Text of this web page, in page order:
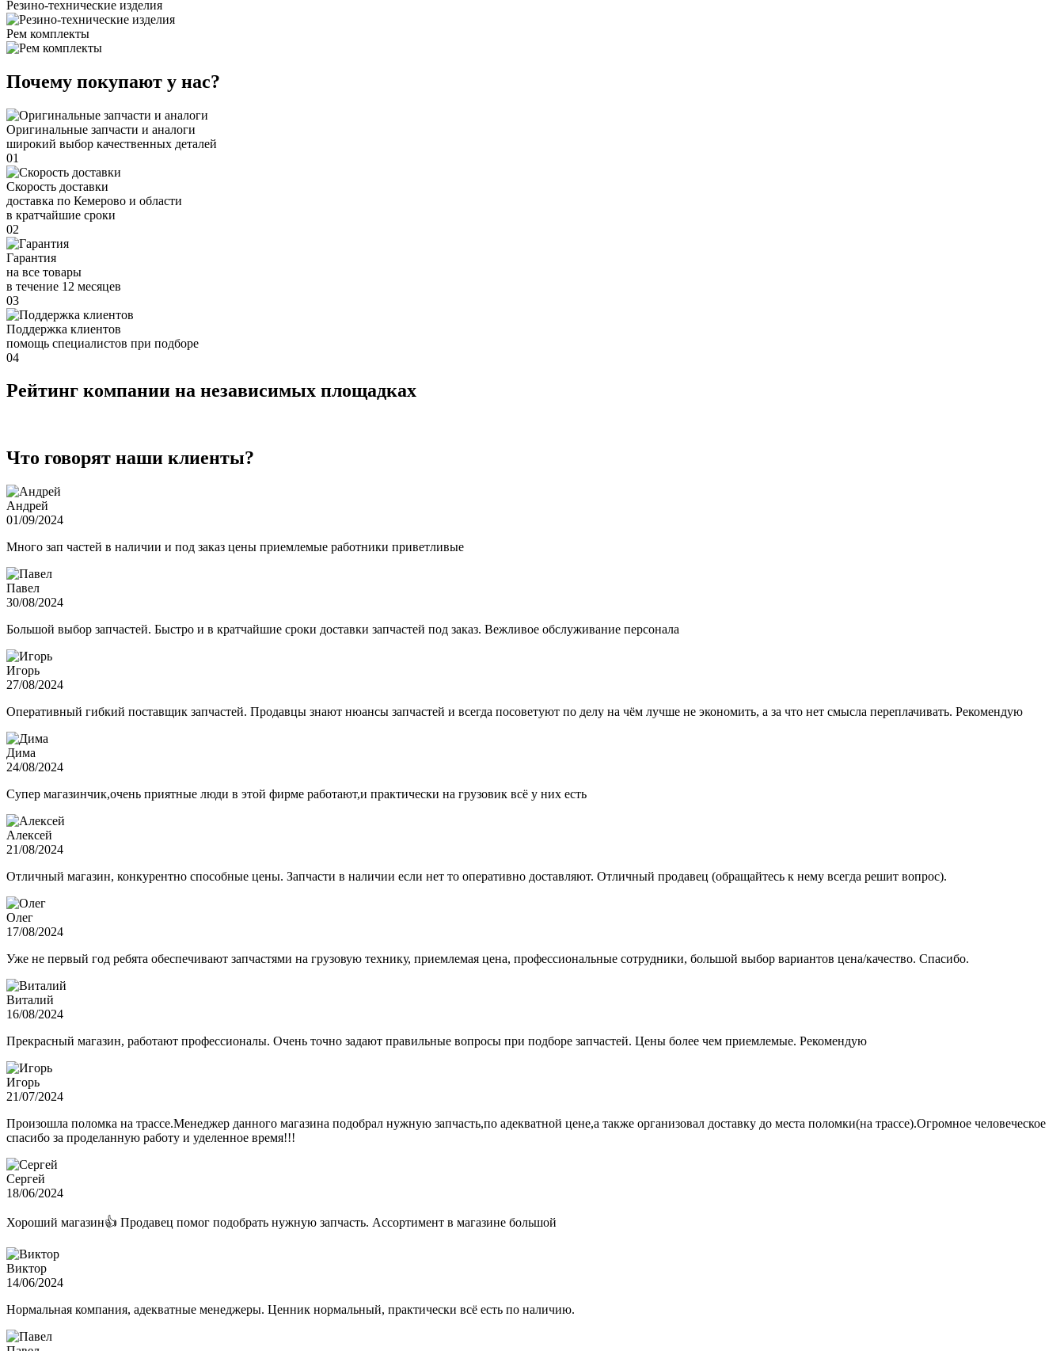
Резино-технические изделия
Рем комплекты
Почему покупают у нас?
Оригинальные запчасти и аналоги
широкий выбор качественных деталей
01
Скорость доставки
доставка по Кемерово и области
в кратчайшие сроки
02
Гарантия
на все товары
в течение 12 месяцев
03
Поддержка клиентов
помощь специалистов при подборе
04
Рейтинг компании на независимых площадках
Что говорят наши клиенты?
Андрей
01/09/2024
Много зап частей в наличии и под заказ цены приемлемые работники приветливые
Павел
30/08/2024
Большой выбор запчастей. Быстро и в кратчайшие сроки доставки запчастей под заказ. Вежливое обслуживание персонала
Игорь
27/08/2024
Оперативный гибкий поставщик запчастей. Продавцы знают нюансы запчастей и всегда посоветуют по делу на чём лучше не экономить, а за что нет смысла переплачивать. Рекомендую
Дима
24/08/2024
Супер магазинчик,очень приятные люди в этой фирме работают,и практически на грузовик всё у них есть
Алексей
21/08/2024
Отличный магазин, конкурентно способные цены. Запчасти в наличии если нет то оперативно доставляют. Отличный продавец (обращайтесь к нему всегда решит вопрос).
Олег
17/08/2024
Уже не первый год ребята обеспечивают запчастями на грузовую технику, приемлемая цена, профессиональные сотрудники, большой выбор вариантов цена/качество. Спасибо.
Виталий
16/08/2024
Прекрасный магазин, работают профессионалы. Очень точно задают правильные вопросы при подборе запчастей. Цены более чем приемлемые. Рекомендую
Игорь
21/07/2024
Произошла поломка на трассе.Менеджер данного магазина подобрал нужную запчасть,по адекватной цене,а также организовал доставку до места поломки(на трассе).Огромное человеческое
спасибо за проделанную работу и уделенное время!!!
Сергей
18/06/2024
Хороший магазин👍 Продавец помог подобрать нужную запчасть. Ассортимент в магазине большой
Виктор
14/06/2024
Нормальная компания, адекватные менеджеры. Ценник нормальный, практически всё есть по наличию.